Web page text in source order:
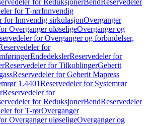
for ReduksjonerBendReservedeler
for T-rørInnvendig
for Innvendig sirkulasjonOverganger
Overganger uløseligeOverganger og
for Overganger og forbindelser,
for
EndedekslerReservedeler for
Reservedeler for TilkoblingerGeberit
Reservedeler for Geberit Mapress
1.4401Reservedeler for Systemrør
Reservedeler for
for ReduksjonerBendReservedeler
for T-rørOverganger
Overganger uløseligeOverganger og